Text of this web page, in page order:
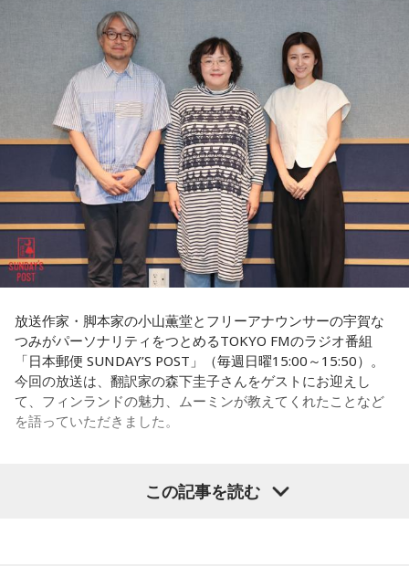
ハマっちゃった」と笑いながら語り、現在はヴィンテージの
エルメスの時計を愛用していることも明かしました。
◆ゆとりくんの「HR」への熱い思い「復刊させたい」
番組後半の「Chapter #0 LIBRARY」では、ゲストが人生の背
中を押してくれた作品を紹介します。ゆとりくんが選んだの
は、ティーン向けファッション誌「HR」でした。「買収して
復刊させたい（笑）」と本気とも冗談とも取れる夢を語りま
す。きゃりーも「この前、代官山蔦屋で『FRUiTS』展をやっ
ていたから、『HR』もまた再燃してほしいですね」と共感。
さらにSNS時代との違いについて、「今はインスタやXで私生
活が分かっちゃうけど、あの頃は分からなかった」と振り返
出話でも大盛り上がり。ゆとりくんも「スマホやめよう
（笑）」「ガラケーに戻そう（笑）」と笑い合いながら、便
利になった現代だからこそ失われたワクワク感について語り
合いました。
最後に、きゃりーは「めちゃくちゃ面白い人ですね、びっく
当し、動画をバズらせるようになると商品企画へ、さらにブ
ランドプロデューサーへとステップアップしていく仕組みに
なっているそうです。きゃりーは「階段を上がっていくん
だ！」と感心しながら耳を傾けていました。
会社経営の魅力について尋ねられると、ゆとりくんは「会社
って脳みそなんで、宇宙なんですよ」と独特な表現で回答し
ます。「自分が想像したことは全部実現できる可能性があ
る」と語り、音楽のように声質とか身体的な制約がある表現
とは異なり、会社経営には発想次第でどこまでも挑戦できる
自由さがあると説明しました。
さらに、経営について特別に勉強した経験はほとんどないと
明かし、「親父が起業家だったのでDNA的なものはあるかも
しれないけれど、基本はいろいろと失敗しながら覚えてき
た」と振り返りました。
（左から）パーソナリティのきゃりーぱみゅぱみゅ、株式会
社yutori代表取締役社長 片石貴展さん（ゆとりくん）
◆古着トークで大盛り上がり
率も世界トップクラスといわれていましたが、その後は大き
く改善し、現在では世界幸福度ランキングで上位を維持する
国として知られています。
その背景について森下さんは、「国や教育現場が“一人ひとり
の特性をどう活かしていくか”を重視していました」と説明し
ます。「1人の人材も無駄にはできない」という考え方のも
と、それぞれの個性や能力を社会全体で生かそうとする姿勢
が、大きな変化につながったと振り返りました。
フィンランドを訪れたことがある宇賀は、図書館や教会の印
象深さにも触れます。森下さんは、図書館では椅子を自由に
動かし、自分の好きな場所で過ごせることを紹介し、利用者
が思い思いに過ごせる空間づくりが特徴だと語りました。
一方で、フィンランドでの暮らしでもっとも大変なのは冬だ
といいます。日照時間が短く、小学生も暗闇のなかを登校す
るほどで、「人に会いたくなくなったり、どれだけ寝ても寝
足りないときがある」と明かします。30年以上暮らした今で
も「まだ慣れていないですね」と話し、フィンランド語の習
得についても「いつまで経っても終わりが見えないところを
厳しい冬があるからこそ、春の訪れは格別です。海や湖を覆
っていた氷が溶け始めることや、「日が長くなったな」と感
放送作家・脚本家の小山薫堂とフリーアナウンサーの宇賀な
つみがパーソナリティをつとめるTOKYO FMのラジオ番組
「日本郵便 SUNDAY’S POST」（毎週日曜15:00～15:50）。
今回の放送は、翻訳家の森下圭子さんをゲストにお迎えし
て、フィンランドの魅力、ムーミンが教えてくれたことなど
を語っていただきました。
（左から）パーソナリティの小山薫堂、森下圭子さん、宇賀
この記事を読む